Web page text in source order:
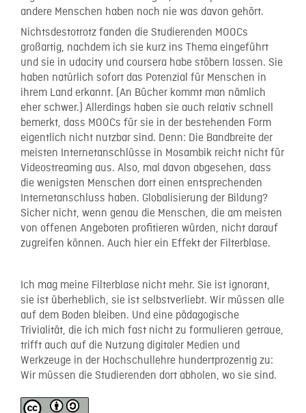
andere Menschen haben noch nie was davon gehört.
Nichtsdestotrotz fanden die Studierenden MOOCs
großartig, nachdem ich sie kurz ins Thema eingeführt
und sie in udacity und coursera habe stöbern lassen. Sie
haben natürlich sofort das Potenzial für Menschen in
ihrem Land erkannt. (An Bücher kommt man nämlich
eher schwer.) Allerdings haben sie auch relativ schnell
bemerkt, dass MOOCs für sie in der bestehenden Form
eigentlich nicht nutzbar sind. Denn: Die Bandbreite der
meisten Internetanschlüsse in Mosambik reicht nicht für
Videostreaming aus. Also, mal davon abgesehen, dass
die wenigsten Menschen dort einen entsprechenden
Internetanschluss haben. Globalisierung der Bildung?
Sicher nicht, wenn genau die Menschen, die am meisten
von offenen Angeboten profitieren würden, nicht darauf
zugreifen können. Auch hier ein Effekt der Filterblase.
Ich mag meine Filterblase nicht mehr. Sie ist ignorant,
sie ist überheblich, sie ist selbstverliebt. Wir müssen alle
auf dem Boden bleiben. Und eine pädagogische
Trivialität, die ich mich fast nicht zu formulieren getraue,
trifft auch auf die Nutzung digitaler Medien und
Werkzeuge in der Hochschullehre hundertprozentig zu:
Wir müssen die Studierenden dort abholen, wo sie sind.